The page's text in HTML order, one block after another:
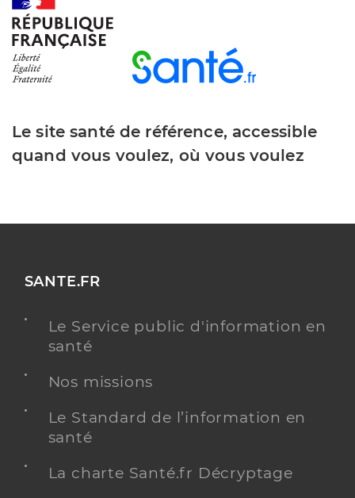
Le site santé de référence, accessible
quand vous voulez, où vous voulez
SANTE.FR
Le Service public d'information en
santé
Nos missions
Le Standard de l’information en
santé
La charte Santé.fr Décryptage